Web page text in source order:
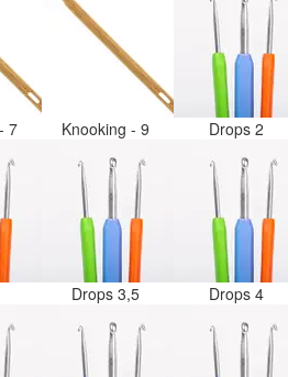
7 Knooking - 9 Drops 2
Drops 3,5 Drops 4